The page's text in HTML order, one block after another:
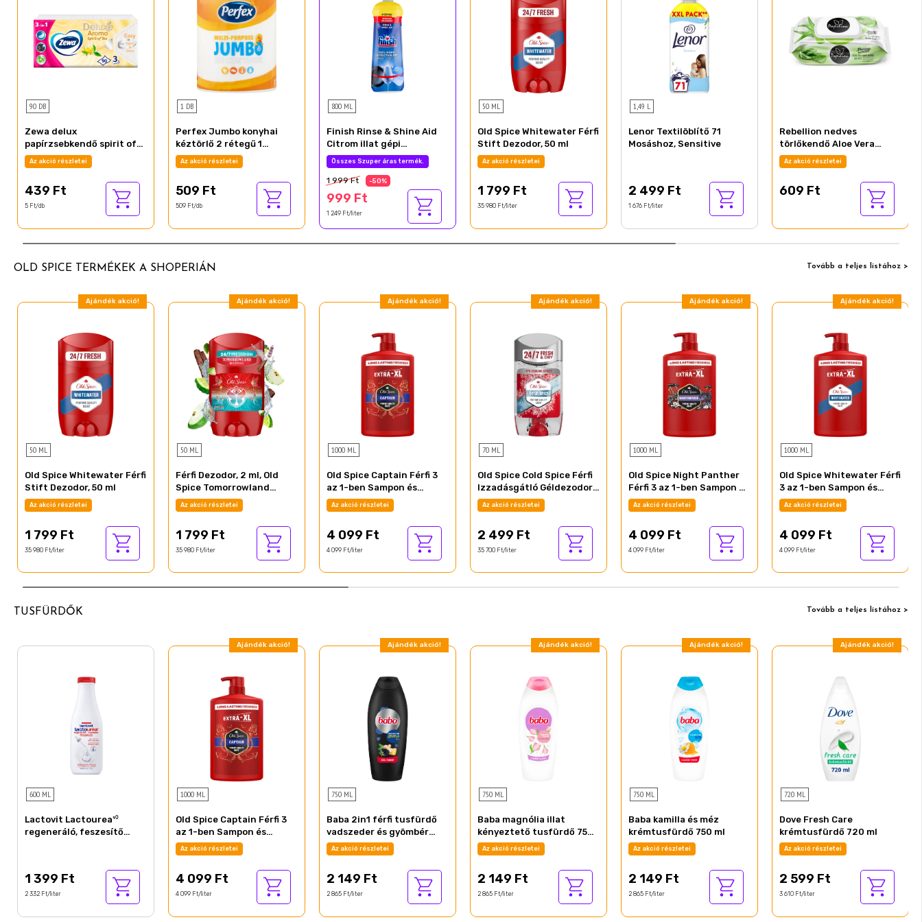
90 DB
Zewa delux
papírzsebkendő spirit of
tea 3 rétegű 90 db
Az akció részletei
439 Ft
5 Ft/db
1 DB
Perfex Jumbo konyhai
kéztörlő 2 rétegű 1
tekercs
Az akció részletei
509 Ft
509 Ft/db
800 ML
Finish Rinse & Shine Aid
Citrom illat gépi
öblítőszer 800 ml
Összes Szuper áras termék.
1 999 Ft -50%
999 Ft
1 249 Ft/liter
50 ML
Old Spice Whitewater Férfi
Stift Dezodor, 50 ml
Az akció részletei
1 799 Ft
35 980 Ft/liter
1,49 L
Lenor Textilöblítő 71
Mosáshoz, Sensitive
2 499 Ft
1 676 Ft/liter
Rebellion nedves
törlőkendő Aloe Vera
100db-os
Az akció részletei
609 Ft
OLD SPICE TERMÉKEK A SHOPERIÁN Tovább a teljes listához >
Ajándék akció!
50 ML
Old Spice Whitewater Férfi
Stift Dezodor, 50 ml
Az akció részletei
1 799 Ft
35 980 Ft/liter
Ajándék akció!
50 ML
Férfi Dezodor, 2 ml, Old
Spice Tomorrowland
Special Edition 2026 Stift
Az akció részletei
1 799 Ft
35 980 Ft/liter
Ajándék akció!
1000 ML
Old Spice Captain Férfi 3
az 1-ben Sampon és
Tusfürdő, 1000 ml
Az akció részletei
4 099 Ft
4 099 Ft/liter
Ajándék akció!
70 ML
Old Spice Cold Spice Férfi
Izzadásgátló Géldezodor,
70 ml
Az akció részletei
2 499 Ft
35 700 Ft/liter
Ajándék akció!
1000 ML
Old Spice Night Panther
Férfi 3 az 1-ben Sampon és
Tusfürdő, 1000 ml
Az akció részletei
4 099 Ft
4 099 Ft/liter
Ajándék akció!
1000 ML
Old Spice Whitewater Férfi
3 az 1-ben Sampon és
Tusfürdő, 1000 ml
Az akció részletei
4 099 Ft
4 099 Ft/liter
TUSFÜRDŐK Tovább a teljes listához >
600 ML
Lactovit Lactourea¹⁰
regeneráló, feszesítő
1 399 Ft
2 332 Ft/liter
Ajándék akció!
1000 ML
Old Spice Captain Férfi 3
az 1-ben Sampon és
Tusfürdő, 1000 ml
Az akció részletei
4 099 Ft
4 099 Ft/liter
Ajándék akció!
750 ML
Baba 2in1 férfi tusfürdő
vadszeder és gyömbér
illat 750 ml
Az akció részletei
2 149 Ft
2 865 Ft/liter
Ajándék akció!
750 ML
Baba magnólia illat
kényeztető tusfürdő 750
mlAz akció részletei
2 149 Ft
2 865 Ft/liter
Ajándék akció!
750 ML
Baba kamilla és méz
krémtusfürdő 750 ml
Az akció részletei
2 149 Ft
2 865 Ft/liter
Ajándék akció!
720 ML
Dove Fresh Care
krémtusfürdő 720 ml
Az akció részletei
2 599 Ft
3 610 Ft/liter